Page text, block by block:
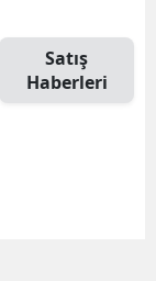
Satış
Haberleri